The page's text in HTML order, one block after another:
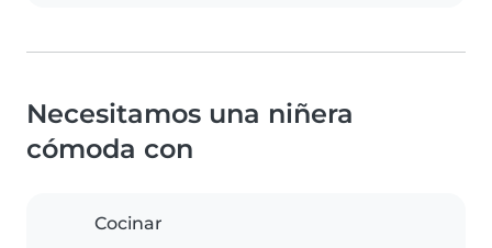
Necesitamos una niñera
cómoda con
Cocinar